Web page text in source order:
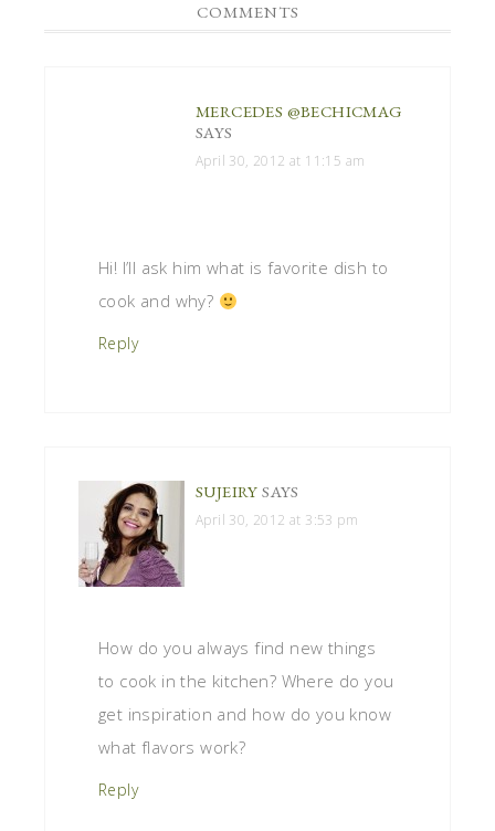
COMMENTS
MERCEDES @BECHICMAG
SAYS
April 30, 2012 at 11:15 am
Hi! I’ll ask him what is favorite dish to
cook and why?
Reply
SUJEIRY SAYS
April 30, 2012 at 3:53 pm
How do you always find new things
to cook in the kitchen? Where do you
get inspiration and how do you know
what flavors work?
Reply